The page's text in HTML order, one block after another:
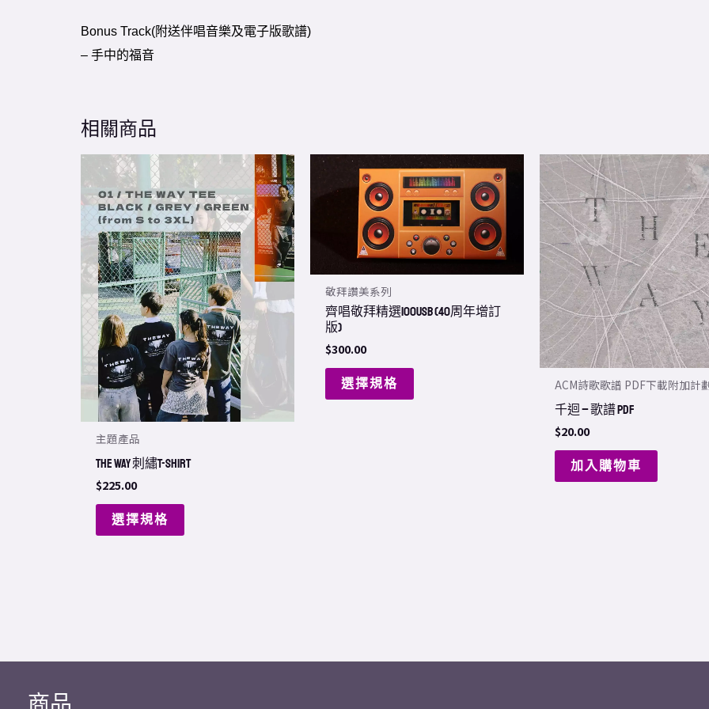
Bonus Track(附送伴唱音樂及電子版歌譜)
– 手中的福音
相關商品
主題產品
THE WAY 刺繡T-shirt
$225.00
選擇規格
This
product
has
multiple
variants.
The
options
may
be
chosen
on
the
page
敬拜讚美系列
齊唱敬拜精選100USB (40周年增訂
版)
$300.00
選擇規格
This
product
has
multiple
variants.
The
options
chosen
on
ACM詩歌歌譜 PDF下載附加計
千迴 – 歌譜 PDF
$20.00
加入購物車